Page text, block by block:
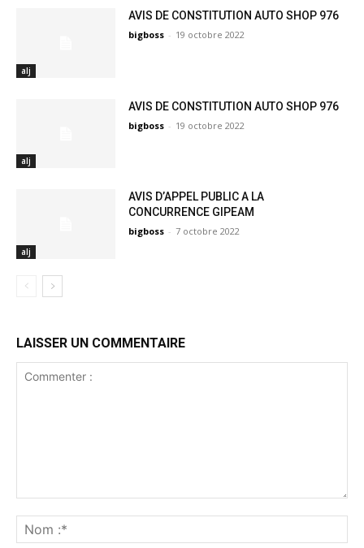
alj
AVIS DE CONSTITUTION AUTO SHOP 976
bigboss - 19 octobre 2022
alj
AVIS DE CONSTITUTION AUTO SHOP 976
bigboss - 19 octobre 2022
alj
AVIS D’APPEL PUBLIC A LA
CONCURRENCE GIPEAM
bigboss - 7 octobre 2022
LAISSER UN COMMENTAIRE
:*